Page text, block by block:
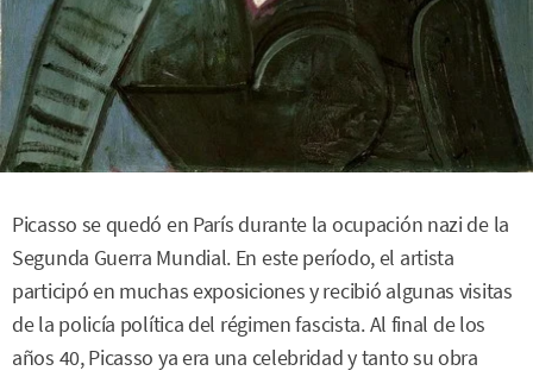
Picasso se quedó en París durante la ocupación nazi de la
Segunda Guerra Mundial. En este período, el artista
participó en muchas exposiciones y recibió algunas visitas
de la policía política del régimen fascista. Al final de los
años 40, Picasso ya era una celebridad y tanto su obra